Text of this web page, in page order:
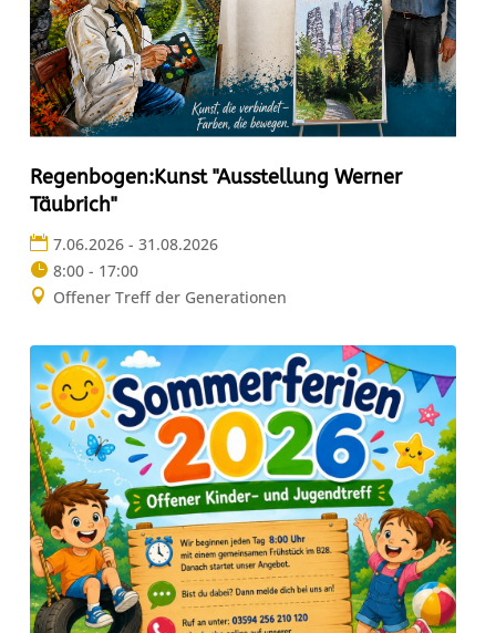
Regenbogen:Kunst "Ausstellung Werner
Täubrich"
7.06.2026 - 31.08.2026
8:00 - 17:00
Offener Treff der Generationen